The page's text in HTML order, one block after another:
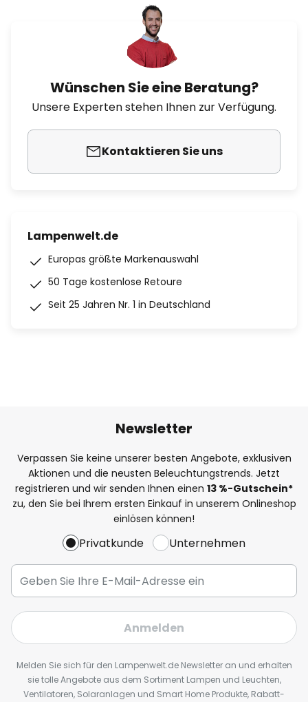
Wünschen Sie eine Beratung?
Unsere Experten stehen Ihnen zur Verfügung.
Kontaktieren Sie uns
Lampenwelt.de
Europas größte Markenauswahl
50 Tage kostenlose Retoure
Seit 25 Jahren Nr. 1 in Deutschland
Newsletter
Verpassen Sie keine unserer besten Angebote, exklusiven
Aktionen und die neusten Beleuchtungstrends. Jetzt
registrieren und wir senden Ihnen einen 13 %-Gutschein*
zu, den Sie bei Ihrem ersten Einkauf in unserem Onlineshop
einlösen können!
Privatkunde Unternehmen
Anmelden
Melden Sie sich für den Lampenwelt.de Newsletter an und erhalten
sie tolle Angebote aus dem Sortiment Lampen und Leuchten,
Ventilatoren, Solaranlagen und Smart Home Produkte, Rabatt-